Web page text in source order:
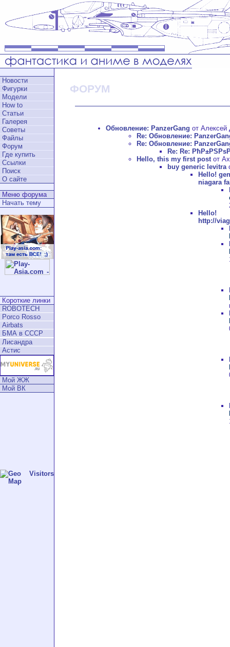
Новости
Фигурки
Модели
How to
Статьи
Галерея
Советы
Файлы
Форум
Где купить
Ссылки
Поиск
О сайте
Меню форума
Начать тему
Короткие линки
ROBOTECH
Porco Rosso
Airbats
БМА в СССР
Лисандра
Астис
Мой ЖЖ
Мой ВК
ФОРУМ
Обновление: PanzerGang от Алексей
Re: Обновление:
Re: Обновление:
Re: Re:
Hello, this my first postот
buy generic levitra
Hello!
niagara
http://